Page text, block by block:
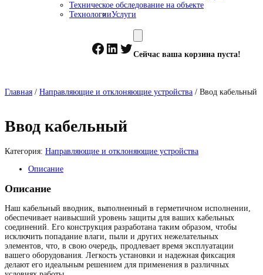
Техническое обследование на объекте
ТехнологииУслуги
Facebook
LinkedIn
Twitter
Сейчас ваша корзина пуста!
Главная / Направляющие и отклоняющие устройства / Ввод кабельный
Ввод кабельный
Категория: Направляющие и отклоняющие устройства
Описание
Описание
Наш кабельный вводник, выполненный в герметичном исполнении,
обеспечивает наивысший уровень защиты для ваших кабельных
соединений. Его конструкция разработана таким образом, чтобы
исключить попадание влаги, пыли и других нежелательных
элементов, что, в свою очередь, продлевает время эксплуатации
вашего оборудования. Легкость установки и надежная фиксация
делают его идеальным решением для применения в различных